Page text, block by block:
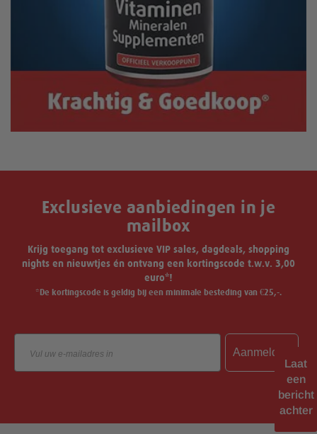
Exclusieve aanbiedingen in je
mailbox
Krijg toegang tot exclusieve VIP sales, dagdeals, shopping
nights en nieuwtjes én ontvang een kortingscode t.w.v. 3,00
euro*!
*De kortingscode is geldig bij een minimale besteding van €25,-.
Email
Aanmelden
Laat
een
bericht
achter